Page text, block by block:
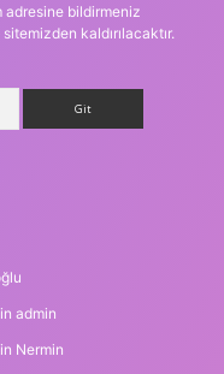
adresine bildirmeniz
kaldırılacaktır.
admin
Nermin